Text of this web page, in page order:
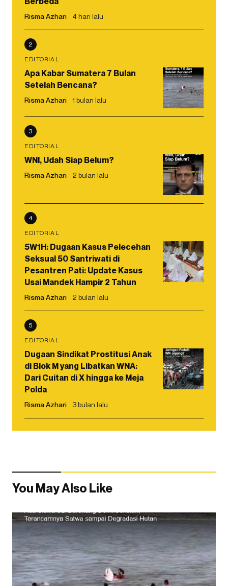
Risma Azhari 4 hari lalu
2
EDITORIAL
Apa Kabar Sumatera 7 Bulan
Setelah Bencana?
Risma Azhari 1 bulan lalu
3
EDITORIAL
WNI, Udah Siap Belum?
Risma Azhari 2 bulan lalu
4
EDITORIAL
5W1H: Dugaan Kasus Pelecehan
Seksual 50 Santriwati di
Pesantren Pati: Update Kasus
Usai Mandek Hampir 2 Tahun
Risma Azhari 2 bulan lalu
5
EDITORIAL
Dugaan Sindikat Prostitusi Anak
di Blok M yang Libatkan WNA:
Dari Cuitan di X hingga ke Meja
Polda
Risma Azhari 3 bulan lalu
You May Also Like